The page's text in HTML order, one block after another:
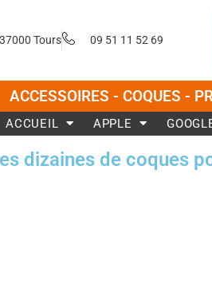
Tours 09 51 11 52 69
ACCESSOIRES - COQUES -
ACCUEIL APPLE
dizaines de coques